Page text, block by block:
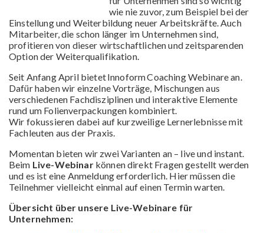
wie nie zuvor, zum Beispiel bei der
Einstellung und Weiterbildung neuer Arbeitskräfte. Auch
Mitarbeiter, die schon länger im Unternehmen sind,
profitieren von dieser wirtschaftlichen und zeitsparenden
Option der Weiterqualifikation.
Seit Anfang April bietet Innoform Coaching Webinare an.
Dafür haben wir einzelne Vorträge, Mischungen aus
verschiedenen Fachdisziplinen und interaktive Elemente
rund um Folienverpackungen kombiniert.
Wir fokussieren dabei auf kurzweilige Lernerlebnisse mit
Fachleuten aus der Praxis.
Momentan bieten wir zwei Varianten an – live und instant.
Beim Live-Webinarkönnen direkt Fragen gestellt werden
und es ist eine Anmeldung erforderlich. Hier müssen die
Teilnehmer vielleicht einmal auf einen Termin warten.
Übersicht über unsere Live-Webinare für
Unternehmen: